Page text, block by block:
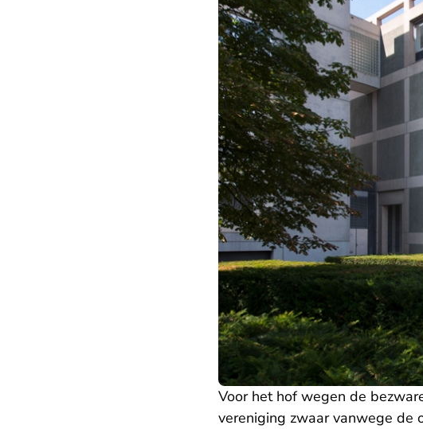
Voor het hof wegen de
vereniging zwaar vanwege de